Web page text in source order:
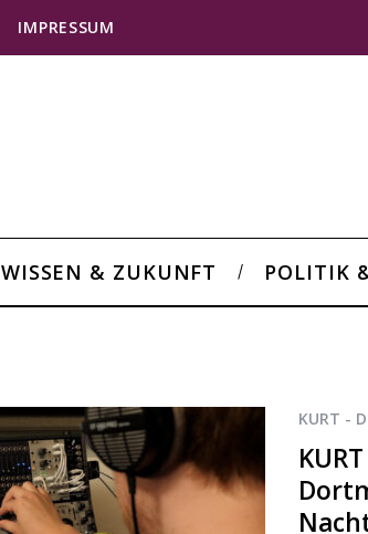
IMPRESSUM
WISSEN & ZUKUNFT POLITIK
KURT -